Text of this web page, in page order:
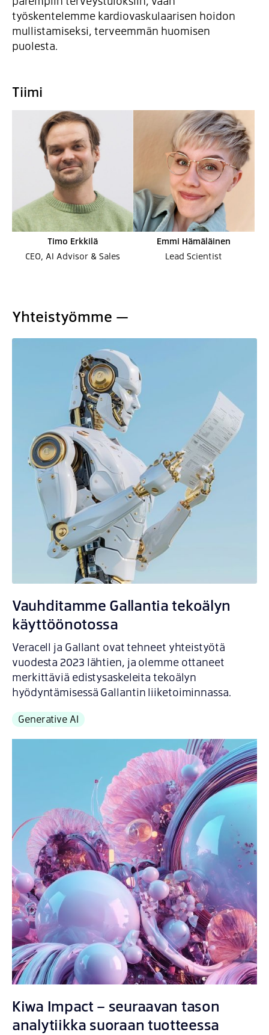
työskentelemme kardiovaskulaarisen hoidon
mullistamiseksi, terveemmän huomisen
puolesta.
Tiimi
Timo Erkkilä
CEO, AI Advisor & Sales
Emmi Hämäläinen
Lead Scientist
Yhteistyömme —
Vauhditamme Gallantia tekoälyn
käyttöönotossa
Veracell ja Gallant ovat tehneet yhteistyötä
vuodesta 2023 lähtien, ja olemme ottaneet
merkittäviä edistysaskeleita tekoälyn
hyödyntämisessä Gallantin liiketoiminnassa.
Generative AI
Kiwa Impact – seuraavan tason
analytiikka suoraan tuotteessa